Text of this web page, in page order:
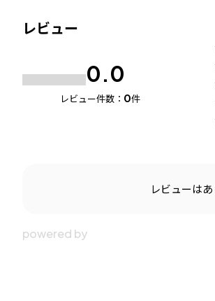
レビュー
0.0
レビュー件数： 0件
レビューはあ